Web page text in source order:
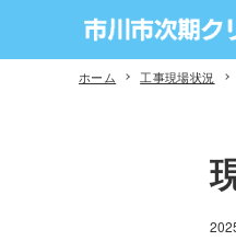
ホーム 工事現場状況